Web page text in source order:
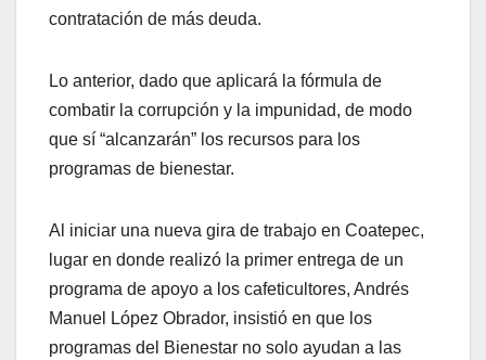
contratación de más deuda.
Lo anterior, dado que aplicará la fórmula de
combatir la corrupción y la impunidad, de modo
que sí “alcanzarán” los recursos para los
programas de bienestar.
Al iniciar una nueva gira de trabajo en Coatepec,
lugar en donde realizó la primer entrega de un
programa de apoyo a los cafeticultores, Andrés
Manuel López Obrador, insistió en que los
programas del Bienestar no solo ayudan a las